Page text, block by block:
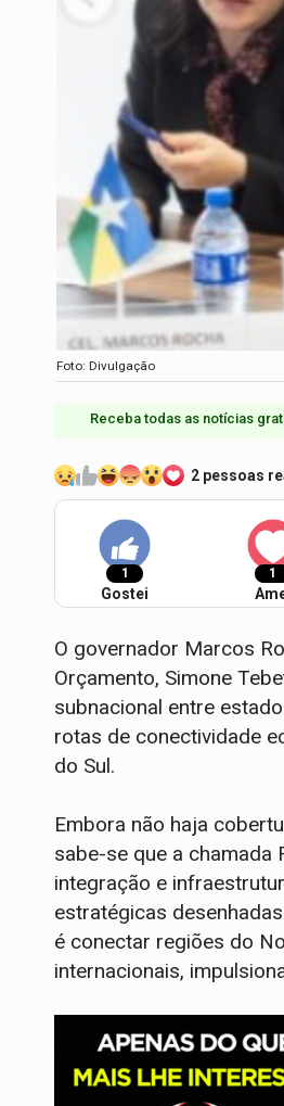
Foto: Divulgação
Receba todas as notícias
2 pessoas
1
Gostei
1
O governador Marcos
Orçamento, Simone
subnacional entre
rotas de conectividade
do Sul.
Embora não haja
sabe-se que a chamada
integração e
estratégicas
é conectar regiões do
internacionais,